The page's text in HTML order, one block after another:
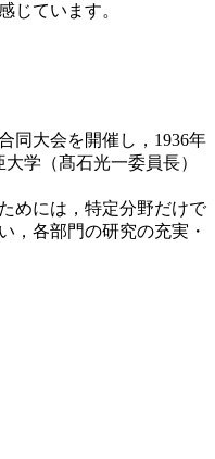
じています。
同大会を開催し，1936年
学（髙石光一委員長）
めには，特定分野だけで
，各部門の研究の充実・